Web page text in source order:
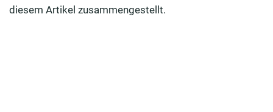
diesem Artikel zusammengestellt.